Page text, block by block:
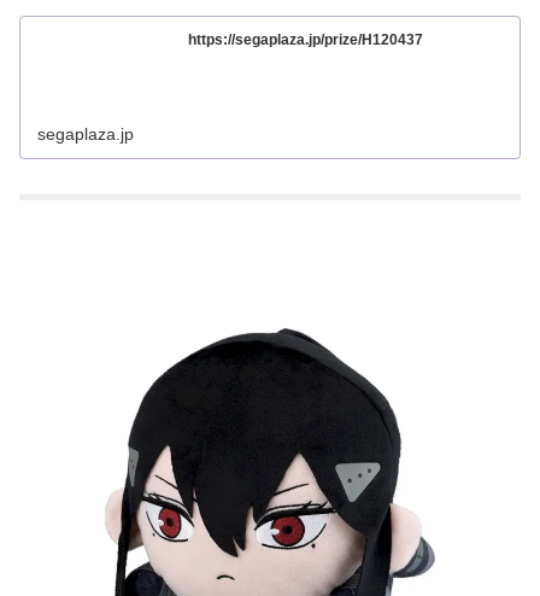
https://segaplaza.jp/prize/H120437
segaplaza.jp